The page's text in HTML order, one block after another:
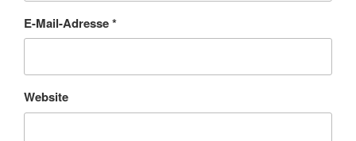
E-Mail-Adresse*
Website